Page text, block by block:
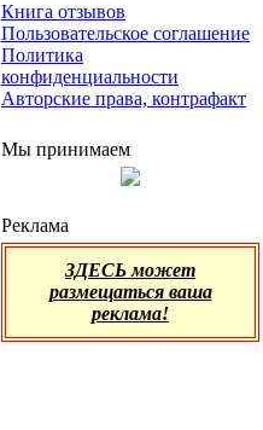
Книга отзывов
Пользовательское соглашение
Политика
конфиденциальности
Авторские права, контрафакт
Мы принимаем
Реклама
ЗДЕСЬ может
размещаться ваша
реклама!